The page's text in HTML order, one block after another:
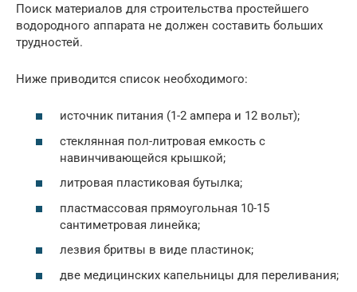
Поиск материалов для строительства простейшего
водородного аппарата не должен составить больших
трудностей.
Ниже приводится список необходимого:
источник питания (1-2 ампера и 12 вольт);
стеклянная пол-литровая емкость с
навинчивающейся крышкой;
литровая пластиковая бутылка;
пластмассовая прямоугольная 10-15
сантиметровая линейка;
лезвия бритвы в виде пластинок;
две медицинских капельницы для переливания;